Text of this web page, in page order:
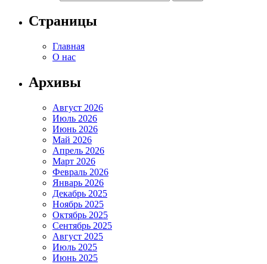
Страницы
Главная
О нас
Архивы
Август 2026
Июль 2026
Июнь 2026
Май 2026
Апрель 2026
Март 2026
Февраль 2026
Январь 2026
Декабрь 2025
Ноябрь 2025
Октябрь 2025
Сентябрь 2025
Август 2025
Июль 2025
Июнь 2025